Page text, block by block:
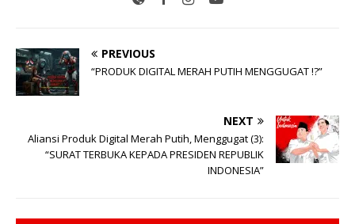
PREVIOUS
“PRODUK DIGITAL MERAH PUTIH MENGGUGAT !?”
NEXT
Aliansi Produk Digital Merah Putih, Menggugat (3):
“SURAT TERBUKA KEPADA PRESIDEN REPUBLIK
INDONESIA”